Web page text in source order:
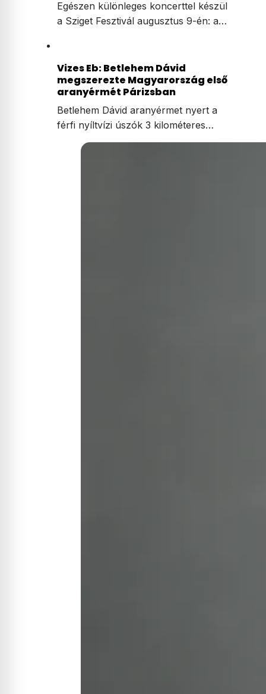
Egészen különleges koncerttel készül
a Sziget Fesztivál augusztus 9-én: a…
Vizes Eb: Betlehem Dávid
megszerezte Magyarország első
aranyérmét Párizsban
Betlehem Dávid aranyérmet nyert a
férfi nyíltvízi úszók 3 kilométeres…